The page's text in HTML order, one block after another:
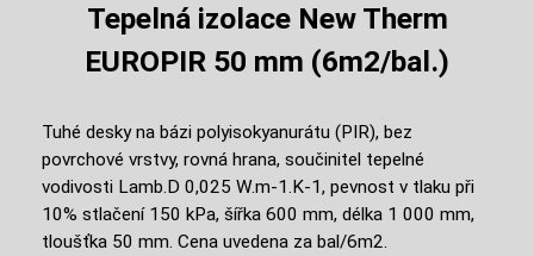
Tepelná izolace New Therm
EUROPIR 50 mm (6m2/bal.)
Tuhé desky na bázi polyisokyanurátu (PIR), bez
povrchové vrstvy, rovná hrana, součinitel tepelné
vodivosti Lamb.D 0,025 W.m-1.K-1, pevnost v tlaku při
10% stlačení 150 kPa, šířka 600 mm, délka 1 000 mm,
tloušťka 50 mm. Cena uvedena za bal/6m2.